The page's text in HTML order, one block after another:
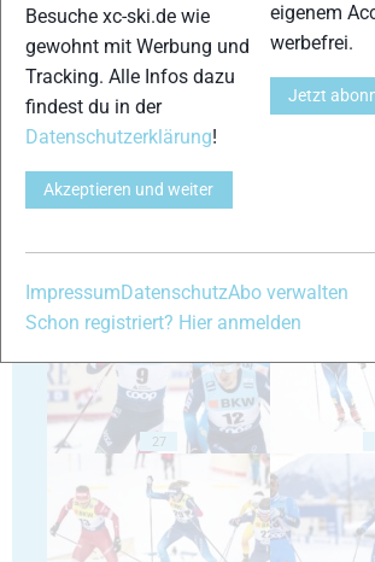
27
Besuche xc-ski.de wie
gewohnt mit Werbung und
Tracking. Alle Infos dazu
findest du in der
Datenschutzerklärung!
Akzeptieren und weiter
eigenem
werbefrei.
Jetzt
ImpressumDatenschutzAbo verwalten
Schon registriert? Hier anmelden